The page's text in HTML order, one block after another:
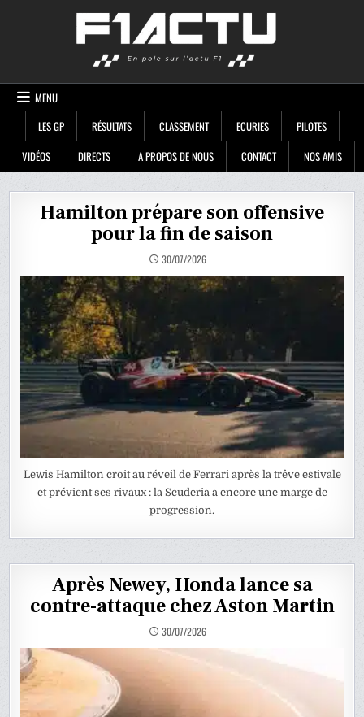
MENU
LES GP
RÉSULTATS CLASSEMENT ECURIES
PILOTES
VIDÉOS
DIRECTS A PROPOS DE NOUS CONTACT NOS AMIS
Hamilton prépare son offensive
pour la fin de saison
30/07/2026
Lewis Hamilton croit au réveil de Ferrari après la trêve estivale
et prévient ses rivaux : la Scuderia a encore une marge de
progression.
Après Newey, Honda lance sa
contre-attaque chez Aston Martin
30/07/2026